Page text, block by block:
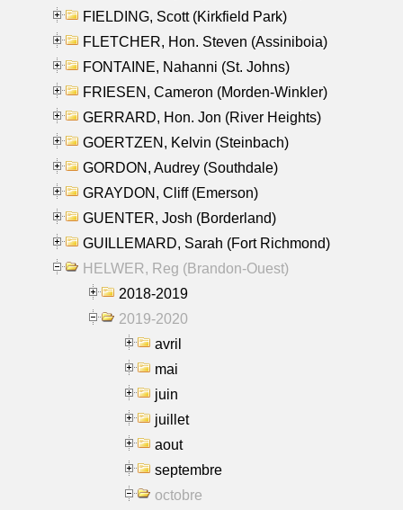
FIELDING, Scott (Kirkfield Park)
FLETCHER, Hon. Steven (Assiniboia)
FONTAINE, Nahanni (St. Johns)
FRIESEN, Cameron (Morden-Winkler)
GERRARD, Hon. Jon (River Heights)
GOERTZEN, Kelvin (Steinbach)
GORDON, Audrey (Southdale)
GRAYDON, Cliff (Emerson)
GUENTER, Josh (Borderland)
GUILLEMARD, Sarah (Fort Richmond)
HELWER, Reg (Brandon-Ouest)
2018-2019
2019-2020
avril
mai
juin
juillet
aout
septembre
octobre